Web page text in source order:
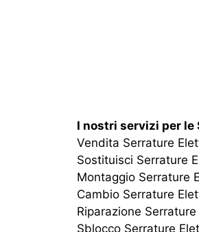
I nostri servizi per le
Vendita Serrature
Sostituisci Serrature
Montaggio Serrature
Cambio Serrature
Riparazione
Sblocco Serrature